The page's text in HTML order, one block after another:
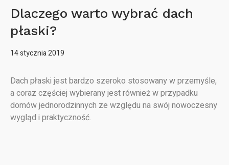
Dlaczego warto wybrać dach
płaski?
14 stycznia 2019
Dach płaski jest bardzo szeroko stosowany w przemyśle,
a coraz częściej wybierany jest również w przypadku
domów jednorodzinnych ze względu na swój nowoczesny
wygląd i praktyczność.